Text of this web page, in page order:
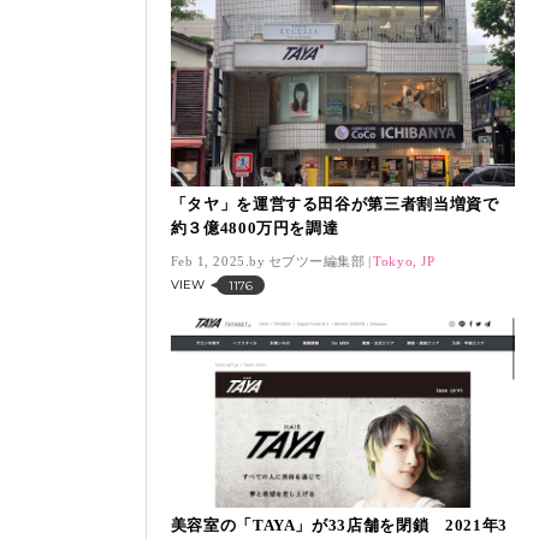
「タヤ」を運営する田谷が第三者割当増資で
約３億4800万円を調達
Feb 1, 2025. セブツー編集部 Tokyo, JP
VIEW 1176
美容室の「TAYA」が33店舗を閉鎖 2021年3